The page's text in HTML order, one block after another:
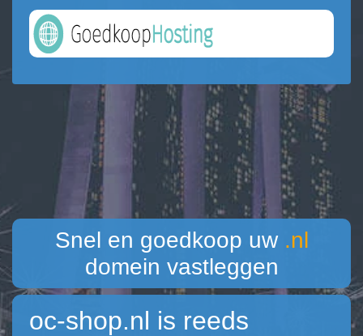
Snel en goedkoop uw .nl
domein vastleggen
oc-shop.nl is reeds